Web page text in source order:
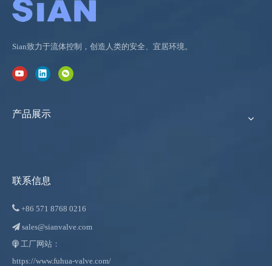
Sian致力于流体控制，创造人类的安全、宜居环境。
产品展示
联系信息
 +86 571 8768 0216
 sales@sianvalve.com
 工厂网站：
https://www.fuhua-valve.com/